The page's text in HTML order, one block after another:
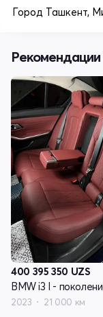
Город Ташкент,
Рекомендации
400 395 350 UZS
BMW i3 I -
2023 21 000 км